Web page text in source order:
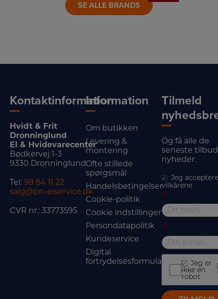
SE ALLE BRANDS
Kontaktinformation
Hvidt & Frit
Dronninglund
El & Hvidevarecenter
Bødkervej 1-3
9330 Dronninglund
Tel: 98 84 11 22
salg@pn-elservice.dk
CVR nr.: 33773595
Information
Om butikken
Levering &
montering
Ofte stillede
spørgsmål
Handelsbetingelser
Cookie-politik
Cookie indstillinger
Persondatapolitik
Kundeservice
Digital
fortrydelsesformular
Tilmeld
Og få alle de
seneste
nyheder.
Jeg
vilkårene
*
*
Jeg er
ikke en
robot